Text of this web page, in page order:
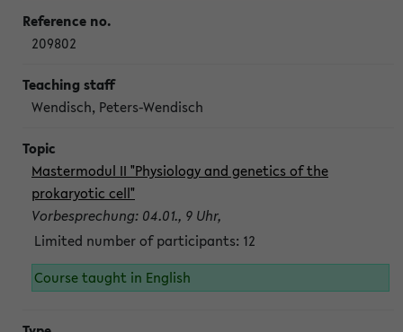
209802
Wendisch, Peters-Wendisch
Mastermodul II "Physiology and genetics of the
prokaryotic cell"
Vorbesprechung: 04.01., 9 Uhr,
Limited number of participants: 12
Course taught in English